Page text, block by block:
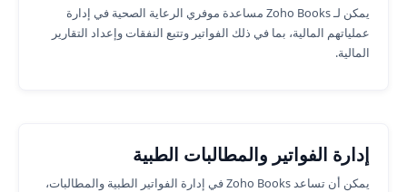
يمكن لـ Zoho Books مساعدة موفري الرعاية الصحية في إدارة
عملياتهم المالية، بما في ذلك الفواتير وتتبع النفقات وإعداد التقارير
المالية.
إدارة الفواتير والمطالبات الطبية
يمكن أن تساعد Zoho Books في إدارة الفواتير الطبية والمطالبات،